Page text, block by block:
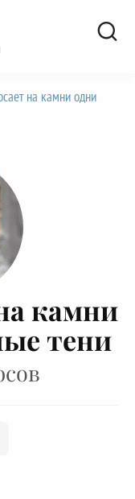
на камни одни
камни
тени